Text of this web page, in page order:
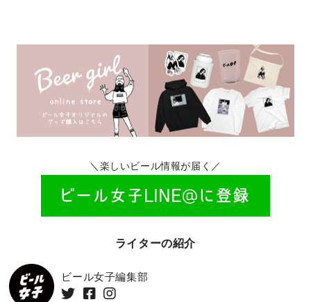
＼楽しいビール情報が届く／
ライターの紹介
ビール女子編集部